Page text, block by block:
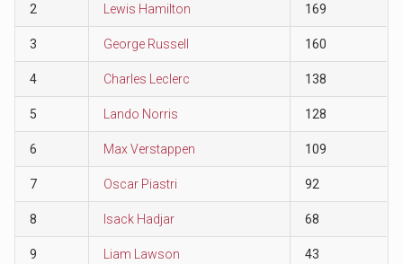
2 Lewis Hamilton 169
3 George Russell 160
4 Charles Leclerc 138
5 Lando Norris 128
6 Max Verstappen 109
7 Oscar Piastri 92
8 Isack Hadjar 68
9 Liam Lawson 43